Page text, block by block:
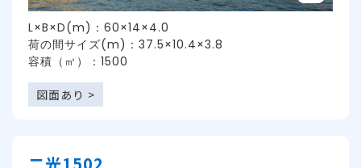
L×B×D(m)：60×14×4.0
荷の間サイズ(m)：37.5×10.4×3.8
容積（㎥）：1500
図面あり >